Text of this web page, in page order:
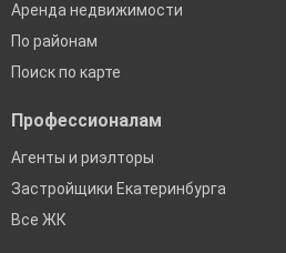
Аренда недвижимости
По районам
Поиск по карте
Профессионалам
Агенты и риэлторы
Застройщики Екатеринбурга
Все ЖК